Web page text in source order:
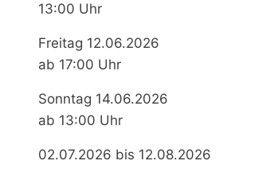
13:00 Uhr
Freitag 12.06.2026
ab 17:00 Uhr
Sonntag 14.06.2026
ab 13:00 Uhr
02.07.2026 bis 12.08.2026